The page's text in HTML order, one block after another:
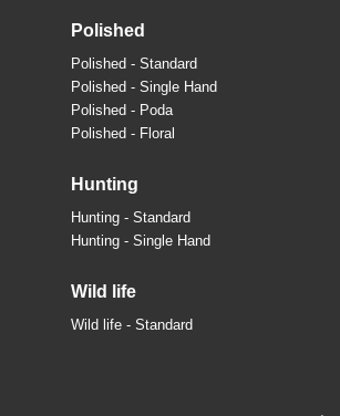
polished
Polished - Standard
Polished - Single Hand
Polished - Poda
Polished - Floral
hunting
Hunting - Standard
Hunting - Single Hand
wild life
Wild life - Standard